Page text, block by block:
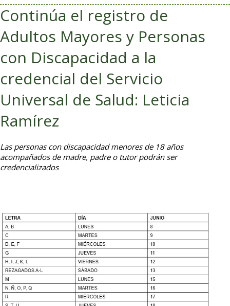
Continúa el registro de
Adultos Mayores y Personas
con Discapacidad a la
credencial del Servicio
Universal de Salud: Leticia
Ramírez
Las personas con discapacidad menores de 18 años
acompañados de madre, padre o tutor podrán ser
credencializados